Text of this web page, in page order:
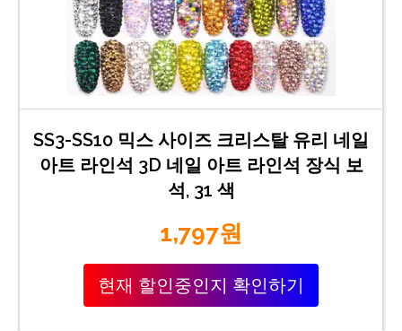
SS3-SS10 믹스 사이즈 크리스탈 유리 네일
아트 라인석 3D 네일 아트 라인석 장식 보
석, 31 색
1,797원
현재 할인중인지 확인하기